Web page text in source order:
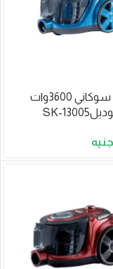
مكنسه سوكاني 3600وات